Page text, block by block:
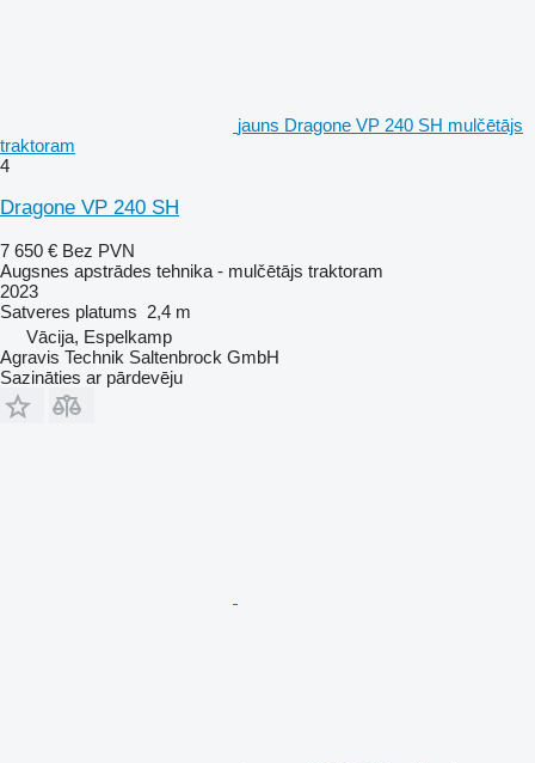
jauns Dragone VP 240 SH mulčētājs
traktoram
4
Dragone VP 240 SH
7 650 € Bez PVN
Augsnes apstrādes tehnika - mulčētājs traktoram
2023
Satveres platums 2,4 m
Vācija, Espelkamp
Agravis Technik Saltenbrock GmbH
Sazināties ar pārdevēju